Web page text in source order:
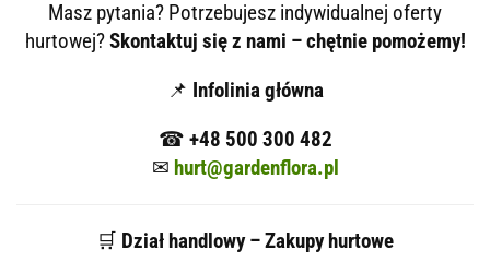
Masz pytania? Potrzebujesz indywidualnej oferty
hurtowej?Skontaktuj się z nami – chętnie pomożemy!
📌 Infolinia główna
☎ +48 500 300 482
✉ hurt@gardenflora.pl
🛒 Dział handlowy – Zakupy hurtowe